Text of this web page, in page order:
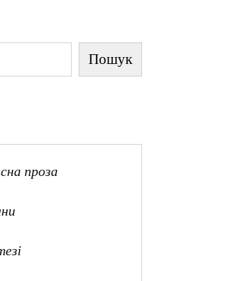
Пошук
проза